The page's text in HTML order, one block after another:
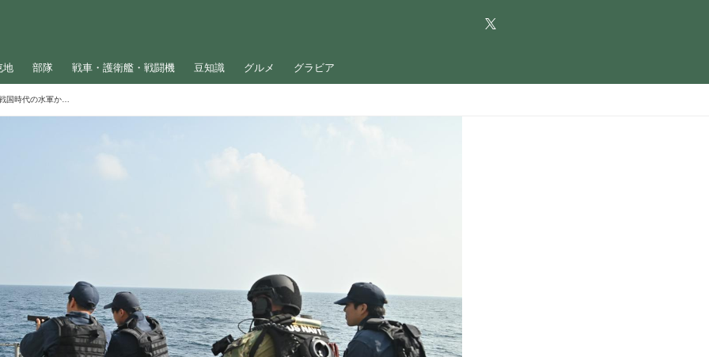
地 部隊 戦車・護衛艦・戦闘機 豆知識 グルメ グラビア
未来の海戦は「水上ドローン」が主流に⁉戦国時代の水軍から海上自衛隊発足まで…「海を守る戦いの歴史」を振り返る